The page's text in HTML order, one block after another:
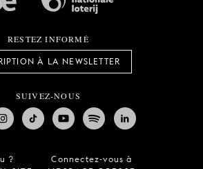
RESTEZ INFORMÉ
À LA NEWSLETTER
SUIVEZ-NOUS
?
Connectez-vous à